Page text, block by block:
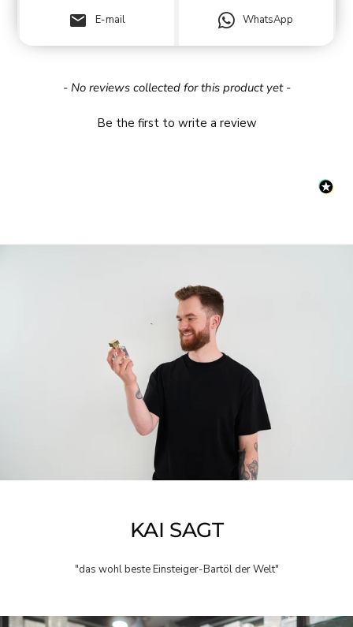
email E-mail WhatsApp
- No reviews collected for this product yet -
Be the first to write a review
New content loaded
KAI SAGT
"das wohl beste Einsteiger-Bartöl der Welt"